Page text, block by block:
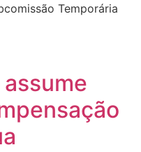
Temporária